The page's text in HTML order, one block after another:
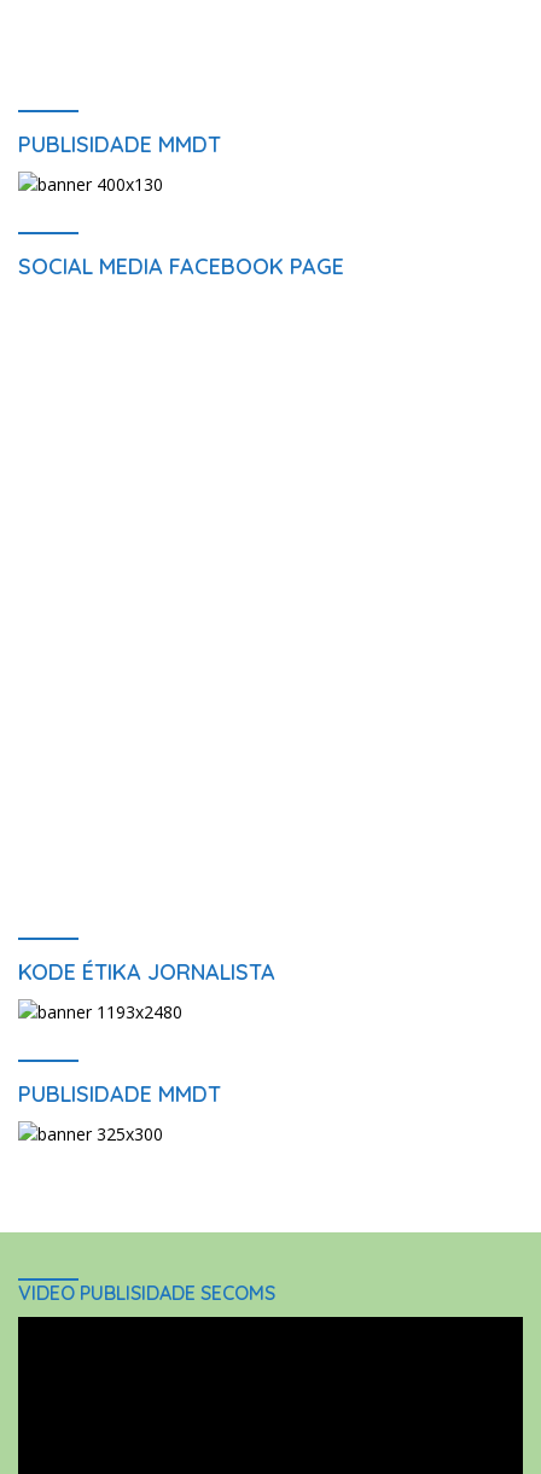
PUBLISIDADE MMDT
SOCIAL MEDIA FACEBOOK PAGE
KODE ÉTIKA JORNALISTA
PUBLISIDADE MMDT
VIDEO PUBLISIDADE SECOMS